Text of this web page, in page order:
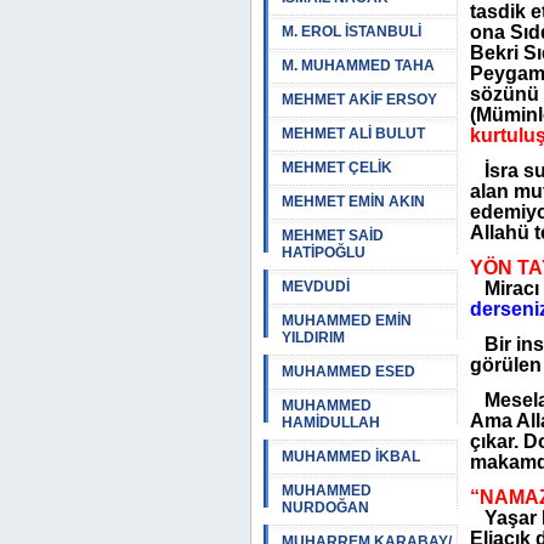
M. EROL İSTANBULİ
M. MUHAMMED TAHA
MEHMET AKİF ERSOY
MEHMET ALİ BULUT
MEHMET ÇELİK
MEHMET EMİN AKIN
MEHMET SAİD
HATİPOĞLU
MEVDUDİ
MUHAMMED EMİN
YILDIRIM
MUHAMMED ESED
MUHAMMED
HAMİDULLAH
MUHAMMED İKBAL
MUHAMMED
NURDOĞAN
tasdik
ona
Bekri
sözünü
İsra
alan
Allahü
YÖN
Bir
görülen
Ama
çıkar.
Yaşar
Eliaçık